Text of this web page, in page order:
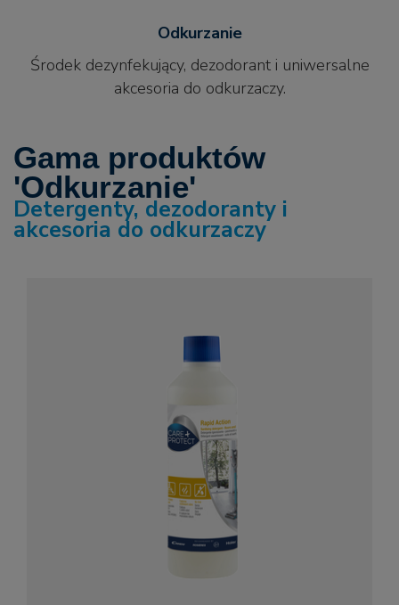
Odkurzanie
Środek dezynfekujący, dezodorant i uniwersalne
akcesoria do odkurzaczy.
Gama produktów
'Odkurzanie'
Detergenty, dezodoranty i
akcesoria do odkurzaczy